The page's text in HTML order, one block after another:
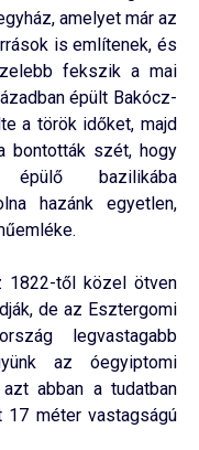
amelyet már az
is említenek, és
fekszik a mai
épült Bakócz-
a török időket, majd
bontották szét, hogy
bazilikába
hazánk egyetlen,
1822-től közel ötven
de az Esztergomi
legvastagabb
az óegyiptomi
abban a tudatban
méter vastagságú